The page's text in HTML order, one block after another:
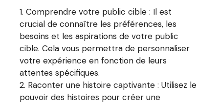
Comprendre votre public cible : Il est
crucial de connaître les préférences, les
besoins et les aspirations de votre public
cible. Cela vous permettra de personnaliser
votre expérience en fonction de leurs
attentes spécifiques.
Raconter une histoire captivante : Utilisez le
pouvoir des histoires pour créer une